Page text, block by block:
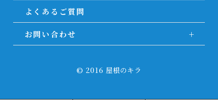
よくあるご質問
お問い合わせ
© 2016 屋根のキラ